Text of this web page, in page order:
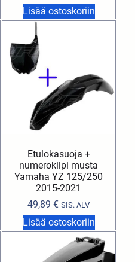
Lisää ostoskoriin
Etulokasuoja +
numerokilpi musta
Yamaha YZ 125/250
2015-2021
49,89€ SIS. ALV
Lisää ostoskoriin